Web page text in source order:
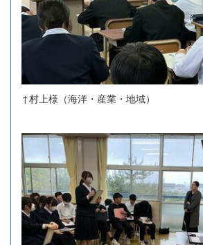
↑村上様（海洋・産業・地域）